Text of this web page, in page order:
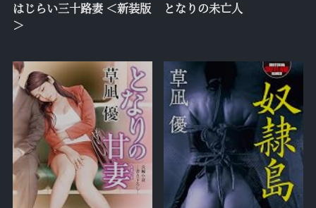
はじらい三十路妻 ＜新装版
＞
となりの未亡人